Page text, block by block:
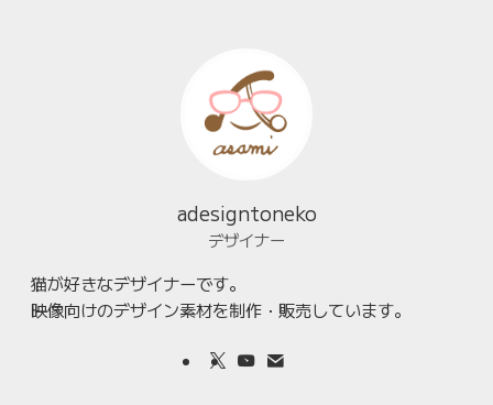
adesigntoneko
デザイナー
猫が好きなデザイナーです。
映像向けのデザイン素材を制作・販売しています。